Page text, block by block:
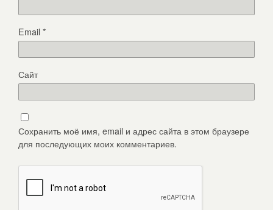
Email*
Сайт
Сохранить моё имя, email и адрес сайта в этом браузере
для последующих моих комментариев.